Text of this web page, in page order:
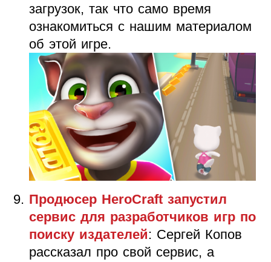
загрузок, так что само время
ознакомиться с нашим материалом
об этой игре.
Продюсер HeroCraft запустил
сервис для разработчиков игр по
поиску издателей: Сергей Копов
рассказал про свой сервис, а